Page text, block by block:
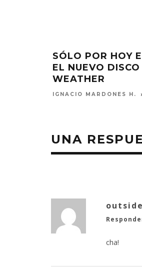
SÓLO POR HOY
EL NUEVO
WEATHER
IGNACIO MARDONES H.
UNA
cha!